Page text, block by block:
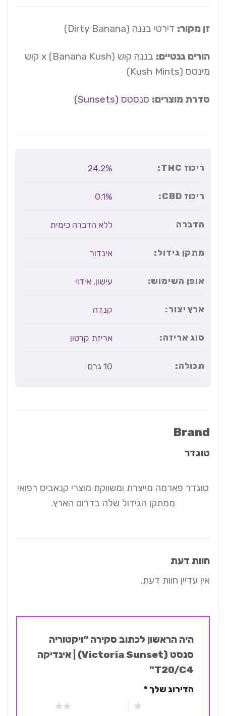
זן מקור:דירטי בננה (Dirty Banana)
הורים גנטיים:
בננה קוש (Banana Kush) x קוש
מינטס (Kush Mints)
סדרת מוצרים: סנסטס (Sunsets)
ריכוז THC: 24.2%
ריכוז CBD: 0.1%
הדברה ללא הדברה כימית
מתקן גידול: אינדור
אופן השימוש: עישון,אידוי
ארץ יצור: קנדה
סוג אריזה: אריזת קרטון
תכולה: 10 גרם
Brand
טוגדר
טוגדר פארמה מייצרת ומשווקת מוצרי קנאביס רפואי
ממתקן הגידול שלה בדרום הארץ.
חוות דעת
אין עדיין חוות דעת.
היה הראשון לכתוב סקירה “ויקטוריה
סנסט (Victoria Sunset) | אינדיקה
T20/C4”
הדירוג שלך*
2 מתוך 5 כוכבים